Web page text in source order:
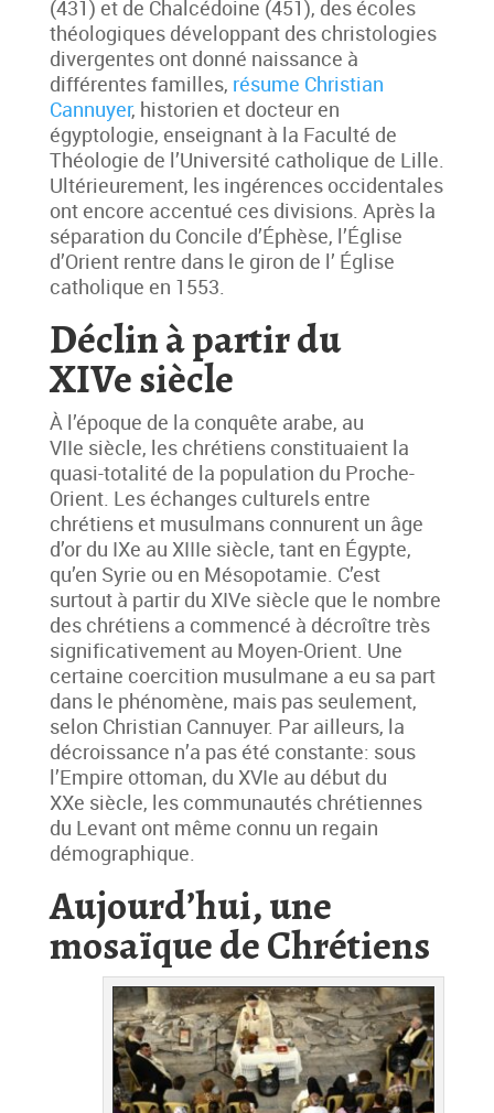
(431) et de Chalcédoine (451), des écoles
théologiques développant des christologies
divergentes ont donné naissance à
différentes familles, résume Christian
Cannuyer, historien et docteur en
égyptologie, enseignant à la Faculté de
Théologie de l’Université catholique de Lille.
Ultérieurement, les ingérences occidentales
ont encore accentué ces divisions. Après la
séparation du Concile d’Éphèse, l’Église
d’Orient rentre dans le giron de l’ Église
catholique en 1553.
Déclin à partir du
XIVe siècle
À l’époque de la conquête arabe, au
VIIe siècle, les chrétiens constituaient la
quasi-totalité de la population du Proche-
Orient. Les échanges culturels entre
chrétiens et musulmans connurent un âge
d’or du IXe au XIIIe siècle, tant en Égypte,
qu’en Syrie ou en Mésopotamie. C’est
surtout à partir du XIVe siècle que le nombre
des chrétiens a commencé à décroître très
significativement au Moyen-Orient. Une
certaine coercition musulmane a eu sa part
dans le phénomène, mais pas seulement,
selon Christian Cannuyer. Par ailleurs, la
décroissance n’a pas été constante: sous
l’Empire ottoman, du XVIe au début du
XXe siècle, les communautés chrétiennes
du Levant ont même connu un regain
démographique.
Aujourd’hui, une
mosaïque de Chrétiens